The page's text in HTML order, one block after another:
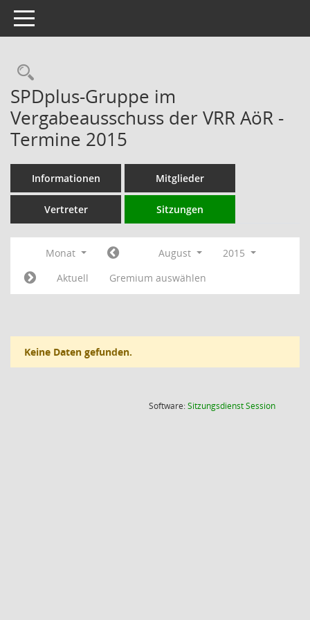
Toggle navigation
Rechercheauswahl
SPDplus-Gruppe im
Vergabeausschuss der VRR AöR -
Termine 2015
Informationen Mitglieder
Vertreter Sitzungen
Monat August
2015
Aktuell
Gremium auswählen
Keine Daten gefunden.
Software:SitzungsdienstSession(Wird in